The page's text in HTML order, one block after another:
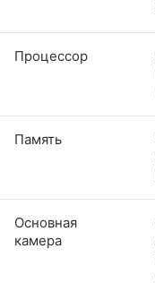
Процессор
Память
Основная
камера